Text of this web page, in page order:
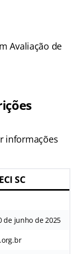
Avaliação de
informações
SC
de junho de 2025